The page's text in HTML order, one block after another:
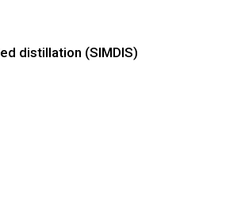
distillation (SIMDIS)